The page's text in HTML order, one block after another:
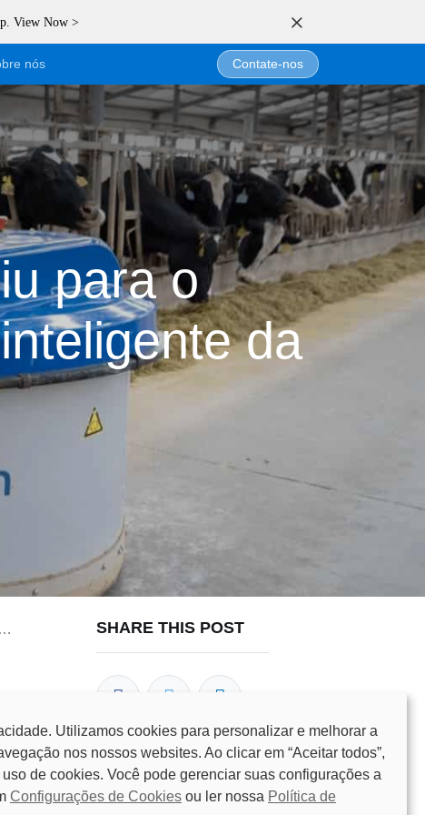
View Now >
nós Contate-nos
para o
da
SHARE THIS POST
OUR BLOGS
Utilizamos cookies para personalizar e melhorar a
nos nossos websites. Ao clicar em “Aceitar todos”,
de cookies. Você pode gerenciar suas configurações a
Configurações de Cookies ou ler nossa Política de